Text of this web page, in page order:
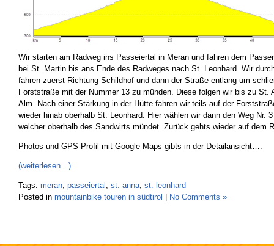
Wir starten am Radweg ins Passeiertal in Meran und fahren dem
bei St. Martin bis ans Ende des Radweges nach St. Leonhard. Wir
fahren zuerst Richtung Schildhof und dann der Straße entlang um
Forststraße mit der Nummer 13 zu münden. Diese folgen wir bis zu St.
Alm. Nach einer Stärkung in der Hütte fahren wir teils auf der
wieder hinab oberhalb St. Leonhard. Hier wählen wir dann den Weg Nr.
welcher oberhalb des Sandwirts mündet. Zurück gehts wieder auf dem
Photos und GPS-Profil mit Google-Maps gibts in der Detailansicht….
(weiterlesen…)
Tags: meran, passeiertal , st. anna, st. leonhard
Posted in mountainbike touren in südtirol No Comments »